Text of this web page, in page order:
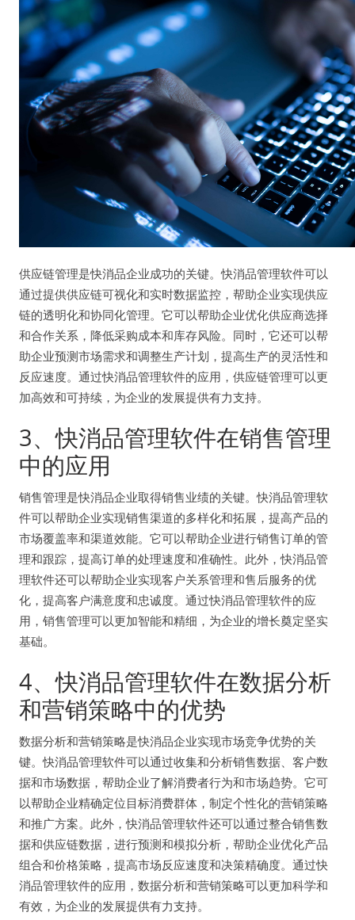
供应链管理是快消品企业成功的关键。快消品管理软件可以
通过提供供应链可视化和实时数据监控，帮助企业实现供应
链的透明化和协同化管理。它可以帮助企业优化供应商选择
和合作关系，降低采购成本和库存风险。同时，它还可以帮
助企业预测市场需求和调整生产计划，提高生产的灵活性和
反应速度。通过快消品管理软件的应用，供应链管理可以更
加高效和可持续，为企业的发展提供有力支持。
3、快消品管理软件在销售管理
中的应用
销售管理是快消品企业取得销售业绩的关键。快消品管理软
件可以帮助企业实现销售渠道的多样化和拓展，提高产品的
市场覆盖率和渠道效能。它可以帮助企业进行销售订单的管
理和跟踪，提高订单的处理速度和准确性。此外，快消品管
理软件还可以帮助企业实现客户关系管理和售后服务的优
化，提高客户满意度和忠诚度。通过快消品管理软件的应
用，销售管理可以更加智能和精细，为企业的增长奠定坚实
基础。
4、快消品管理软件在数据分析
和营销策略中的优势
数据分析和营销策略是快消品企业实现市场竞争优势的关
键。快消品管理软件可以通过收集和分析销售数据、客户数
据和市场数据，帮助企业了解消费者行为和市场趋势。它可
以帮助企业精确定位目标消费群体，制定个性化的营销策略
和推广方案。此外，快消品管理软件还可以通过整合销售数
据和供应链数据，进行预测和模拟分析，帮助企业优化产品
组合和价格策略，提高市场反应速度和决策精确度。通过快
消品管理软件的应用，数据分析和营销策略可以更加科学和
有效，为企业的发展提供有力支持。